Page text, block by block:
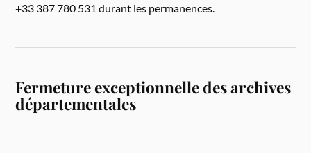
+33 387 780 531 durant les permanences.
Fermeture exceptionnelle des archives
départementales